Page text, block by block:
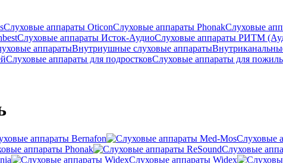
Слуховые аппараты OticonСлуховые аппараты PhonakСлуховые
Слуховые аппараты Исток-АудиоСлуховые аппараты РИТМ
аппаратыВнутриушные слуховые аппараты
Слуховые аппараты для подростковСлуховые аппараты для
аппараты Bernafon
Слуховые
аппараты Phonak
Слуховые
Слуховые аппараты Widex